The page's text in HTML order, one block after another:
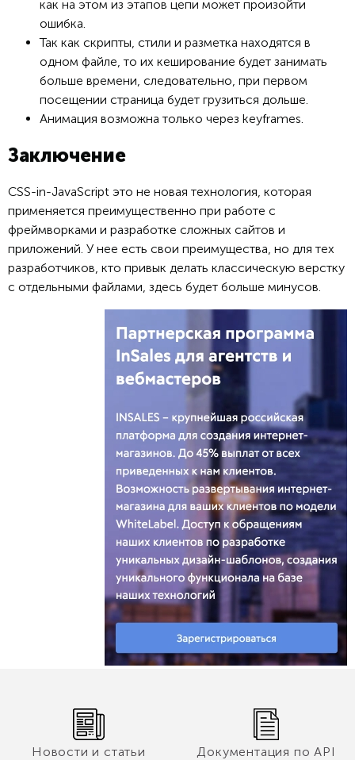
как на этом из этапов цепи может произойти
ошибка.
Так как скрипты, стили и разметка находятся в
одном файле, то их кеширование будет занимать
больше времени, следовательно, при первом
посещении страница будет грузиться дольше.
Анимация возможна только через keyframes.
Заключение
CSS-in-JavaScript это не новая технология, которая
применяется преимущественно при работе с
фреймворками и разработке сложных сайтов и
приложений. У нее есть свои преимущества, но для тех
разработчиков, кто привык делать классическую верстку
с отдельными файлами, здесь будет больше минусов.
Новости и статьи
Документация по API